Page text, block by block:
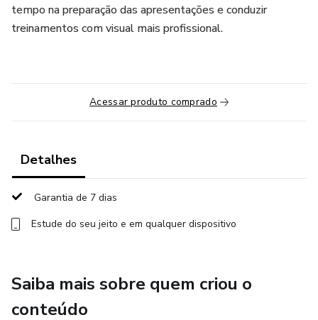
tempo na preparação das apresentações e conduzir
treinamentos com visual mais profissional.
Acessar produto comprado
Detalhes
Garantia de 7 dias
Estude do seu jeito e em qualquer dispositivo
Saiba mais sobre quem criou o
conteúdo